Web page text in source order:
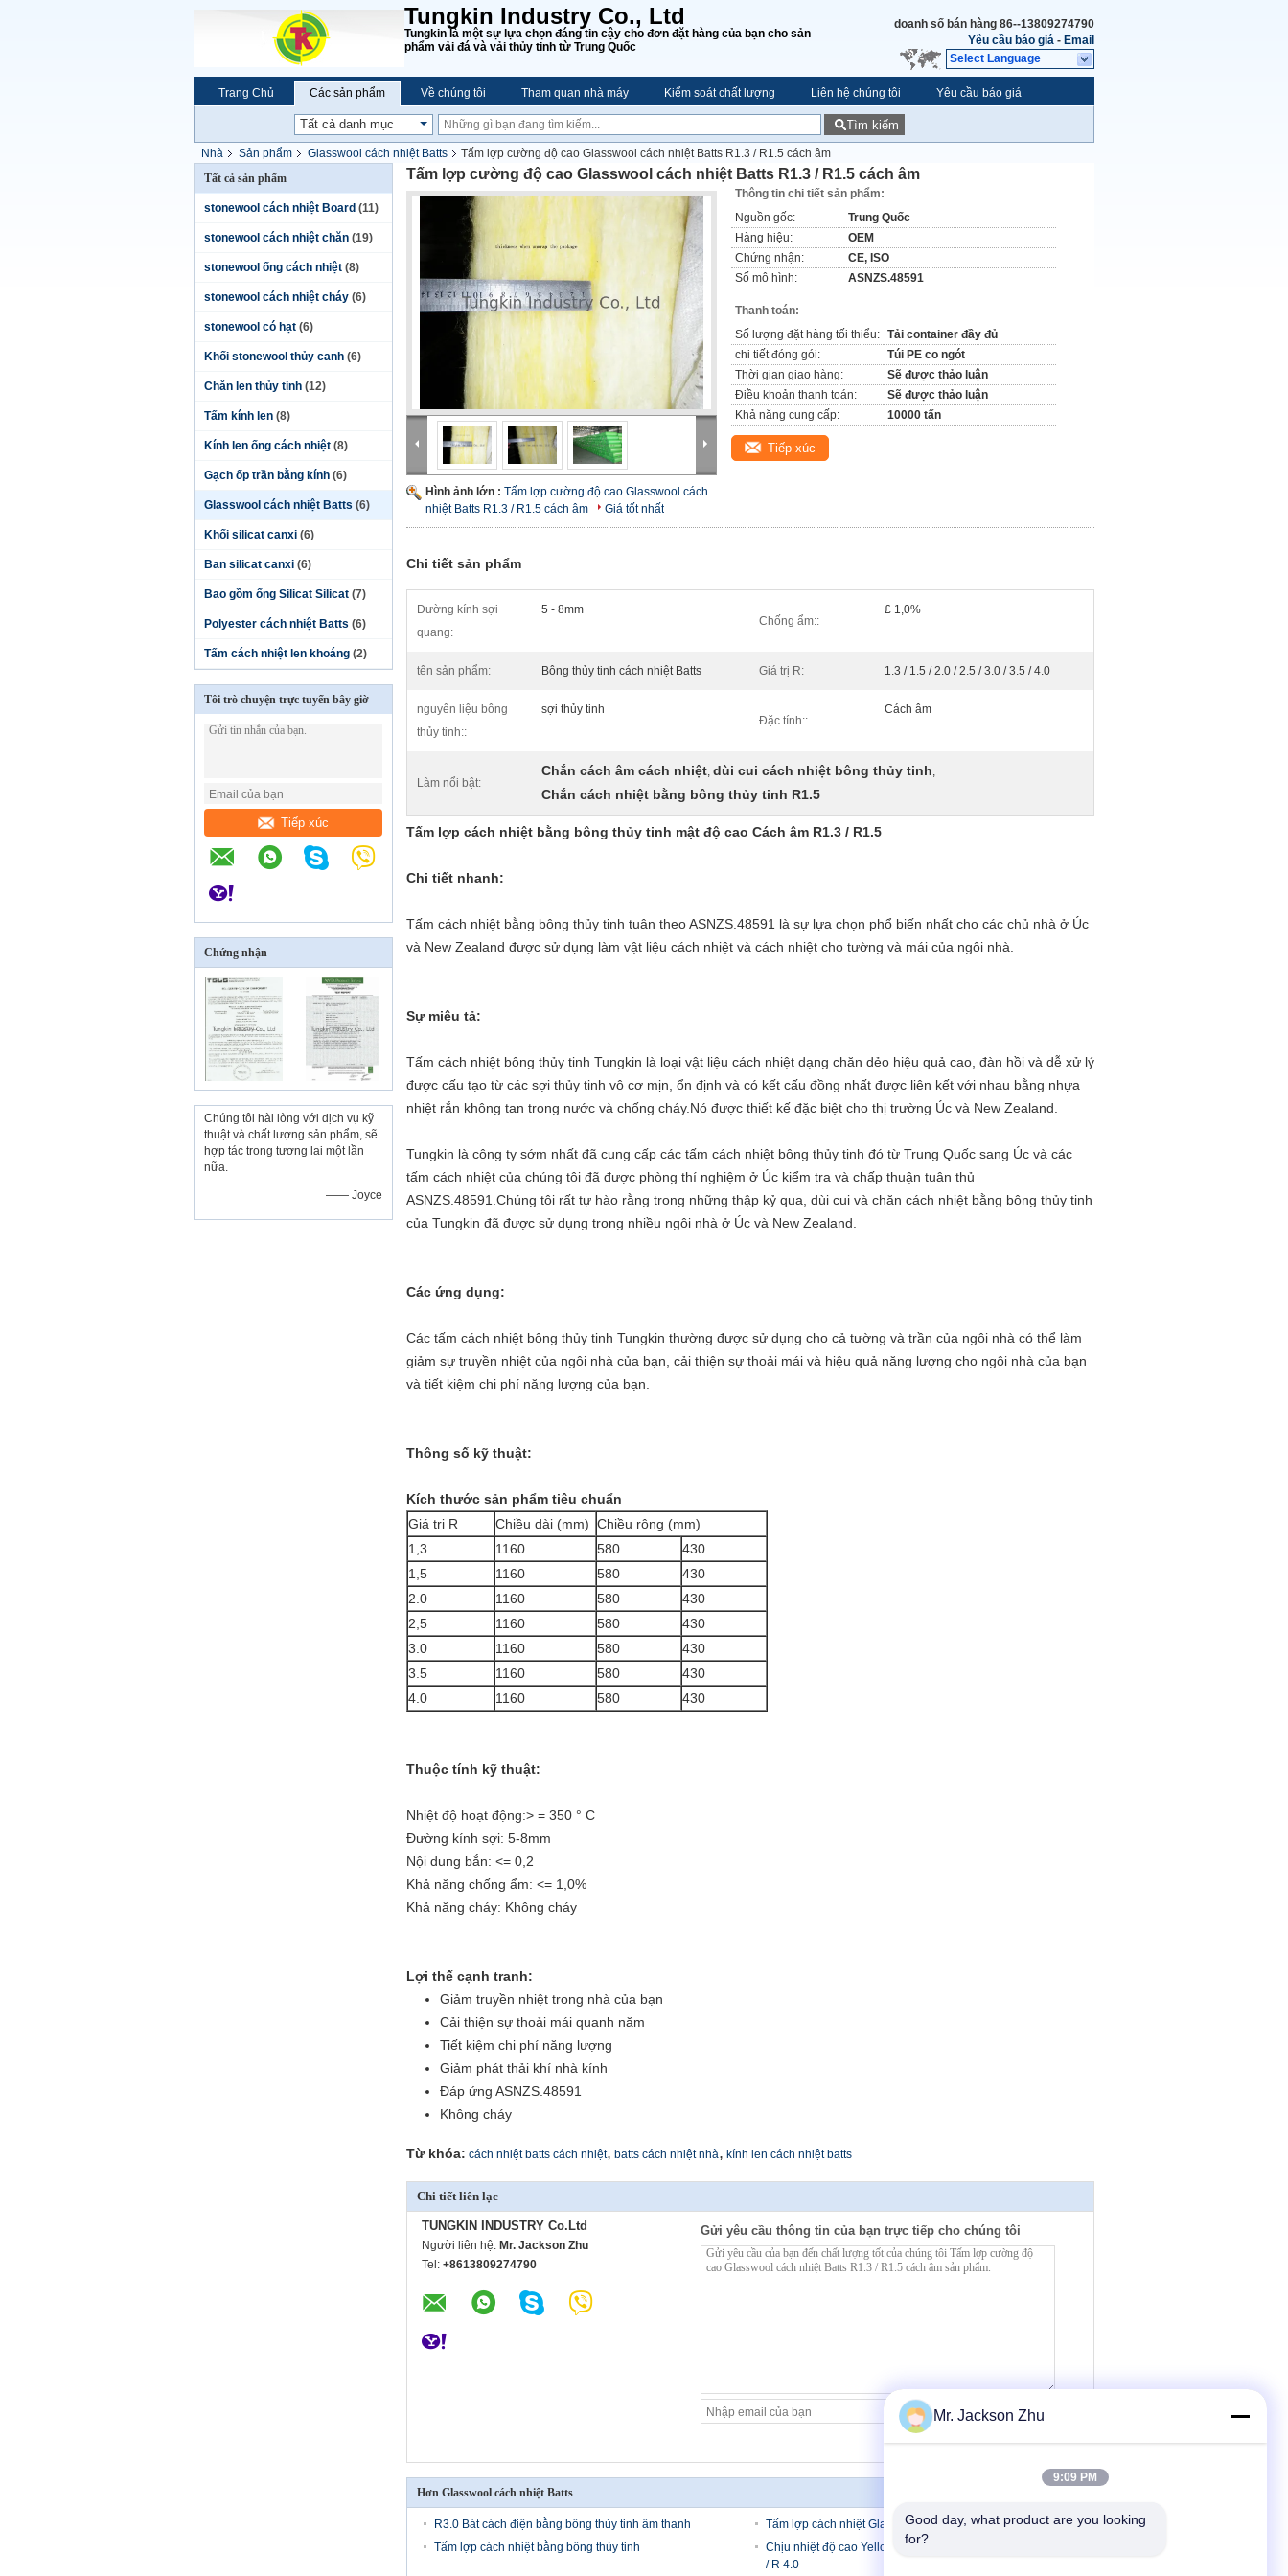
Tungkin Industry Co., Ltd
Tungkin là một sự lựa chọn đáng tin cậy cho đơn đặt hàng của bạn cho sản
phẩm vải đá và vải thủy tinh từ Trung Quốc
doanh số bán hàng 86--13809274790
Yêu cầu báo giá - Email
Select Language
Trang Chủ Các sản phẩm Về chúng tôi Tham quan nhà máy Kiểm soát chất lượng Liên hệ chúng tôi Yêu cầu báo giá
Tìm kiếm
Nhà Sản phẩm Glasswool cách nhiệt Batts
Tấm lợp cường độ cao Glasswool cách nhiệt Batts R1.3 / R1.5 cách âm
Tất cả sản phẩm
stonewool cách nhiệt Board (11)
stonewool cách nhiệt chăn (19)
stonewool ống cách nhiệt (8)
stonewool cách nhiệt cháy (6)
stonewool có hạt (6)
Khối stonewool thủy canh (6)
Chăn len thủy tinh (12)
Tấm kính len (8)
Kính len ống cách nhiệt (8)
Gạch ốp trần bằng kính (6)
Glasswool cách nhiệt Batts (6)
Khối silicat canxi (6)
Ban silicat canxi (6)
Bao gồm ống Silicat Silicat (7)
Polyester cách nhiệt Batts (6)
Tấm cách nhiệt len ​​khoáng (2)
Tôi trò chuyện trực tuyến bây giờ
Tiếp xúc
Chứng nhận
Chúng tôi hài lòng với dịch vụ kỹ
thuật và chất lượng sản phẩm, sẽ
hợp tác trong tương lai một lần
nữa.
—— Joyce
Tấm lợp cường độ cao Glasswool cách nhiệt Batts R1.3 / R1.5 cách âm
Hình ảnh lớn : Tấm lợp cường độ cao Glasswool cách
nhiệt Batts R1.3 / R1.5 cách âm
Giá tốt nhất
Thông tin chi tiết sản phẩm:
Nguồn gốc:
Trung Quốc
Hàng hiệu:
OEM
Chứng nhận:
CE, ISO
Số mô hình:
ASNZS.48591
Thanh toán:
Số lượng đặt hàng tối thiểu: Tải container đầy đủ
chi tiết đóng gói:
Túi PE co ngót
Thời gian giao hàng:
Sẽ được thảo luận
Điều khoản thanh toán:
Sẽ được thảo luận
Khả năng cung cấp:
10000 tấn
Tiếp xúc
Chi tiết sản phẩm
Đường kính sợi
quang:
5 - 8mm
Chống ẩm::
£ 1,0%
tên sản phẩm: Bông thủy tinh cách nhiệt Batts Giá trị R: 1.3 / 1.5 / 2.0 / 2.5 / 3.0 / 3.5 / 4.0
nguyên liệu bông
thủy tinh::
sợi thủy tinh
Đặc tính::
Cách âm
Làm nổi bật:
Chắn cách âm cách nhiệt, dùi cui cách nhiệt bông thủy tinh,
Chắn cách nhiệt bằng bông thủy tinh R1.5
Tấm lợp cách nhiệt bằng bông thủy tinh mật độ cao Cách âm R1.3 / R1.5
Chi tiết nhanh:
Tấm cách nhiệt bằng bông thủy tinh tuân theo ASNZS.48591 là sự lựa chọn phổ biến nhất cho các chủ nhà ở Úc
và New Zealand được sử dụng làm vật liệu cách nhiệt và cách nhiệt cho tường và mái của ngôi nhà.
Sự miêu tả:
Tấm cách nhiệt bông thủy tinh Tungkin là loại vật liệu cách nhiệt dạng chăn dẻo hiệu quả cao, đàn hồi và dễ xử lý
được cấu tạo từ các sợi thủy tinh vô cơ mịn, ổn định và có kết cấu đồng nhất được liên kết với nhau bằng nhựa
nhiệt rắn không tan trong nước và chống cháy.Nó được thiết kế đặc biệt cho thị trường Úc và New Zealand.
Tungkin là công ty sớm nhất đã cung cấp các tấm cách nhiệt bông thủy tinh đó từ Trung Quốc sang Úc và các
tấm cách nhiệt của chúng tôi đã được phòng thí nghiệm ở Úc kiểm tra và chấp thuận tuân thủ
ASNZS.48591.Chúng tôi rất tự hào rằng trong những thập kỷ qua, dùi cui và chăn cách nhiệt bằng bông thủy tinh
của Tungkin đã được sử dụng trong nhiều ngôi nhà ở Úc và New Zealand.
Các ứng dụng:
Các tấm cách nhiệt bông thủy tinh Tungkin thường được sử dụng cho cả tường và trần của ngôi nhà có thể làm
giảm sự truyền nhiệt của ngôi nhà của bạn, cải thiện sự thoải mái và hiệu quả năng lượng cho ngôi nhà của bạn
và tiết kiệm chi phí năng lượng của bạn.
Thông số kỹ thuật:
Kích thước sản phẩm tiêu chuẩn
Giá trị R
Chiều dài (mm) Chiều rộng (mm)
1,3
1160 580
430
1,5
1160 580
430
2.0
1160 580
430
2,5
1160 580
430
3.0
1160 580
430
3.5
1160 580
430
4.0
1160 580 430
Thuộc tính kỹ thuật:
Nhiệt độ hoạt động:> = 350 ° C
Đường kính sợi: 5-8mm
Nội dung bắn: <= 0,2
Khả năng chống ẩm: <= 1,0%
Khả năng cháy: Không cháy
Lợi thế cạnh tranh:
Giảm truyền nhiệt trong nhà của bạn
Cải thiện sự thoải mái quanh năm
Tiết kiệm chi phí năng lượng
Giảm phát thải khí nhà kính
Đáp ứng ASNZS.48591
Không cháy
Từ khóa: cách nhiệt batts cách nhiệt, batts cách nhiệt nhà, kính len cách nhiệt batts
Chi tiết liên lạc
TUNGKIN INDUSTRY Co.Ltd
Người liên hệ: Mr. Jackson Zhu
Tel: +8613809274790
Gửi yêu cầu thông tin của bạn trực tiếp cho chúng tôi
Tiếp xúc
Hơn Glasswool cách nhiệt Batts
R3.0 Bát cách điện bằng bông thủy tinh âm thanh
Tấm lợp cách nhiệt Glasswool
Tấm lợp cách nhiệt bằng bông thủy tinh
Chịu nhiệt độ cao Yellow Glasswool cách nhiệt Batts R 3.5
/ R 4.0
Mr. Jackson Zhu
9:09 PM
Good day, what product are you looking
for?